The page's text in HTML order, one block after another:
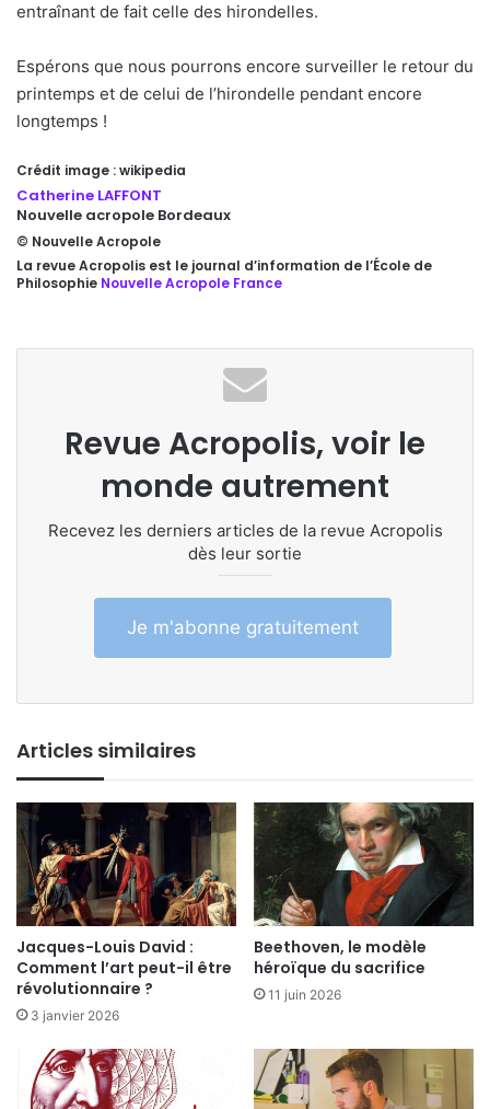
entraînant de fait celle des hirondelles.
Espérons que nous pourrons encore surveiller le retour du
printemps et de celui de l’hirondelle pendant encore
longtemps !
Crédit image : wikipedia
Catherine LAFFONT
Nouvelle acropole Bordeaux
© Nouvelle Acropole
La revue Acropolis est le journal d’information de l’École de
Philosophie Nouvelle Acropole France
Revue Acropolis, voir le
monde autrement
Recevez les derniers articles de la revue Acropolis
dès leur sortie
Je m'abonne gratuitement
Articles similaires
Jacques-Louis David :
Comment l’art peut-il être
révolutionnaire ?
3 janvier 2026
Beethoven, le modèle
héroïque du sacrifice
11 juin 2026